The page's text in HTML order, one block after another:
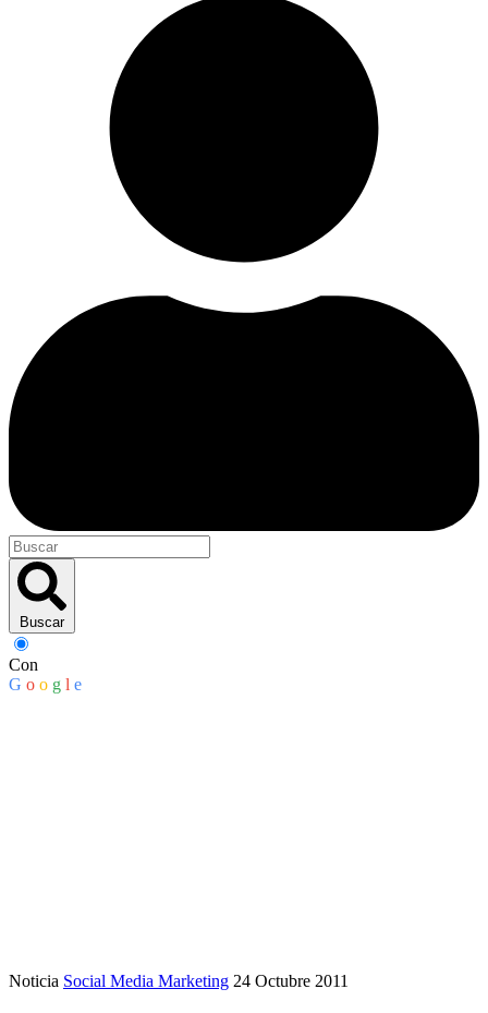
Buscar
Con
G o o g l e
Noticia Social Media Marketing 24 Octubre 2011